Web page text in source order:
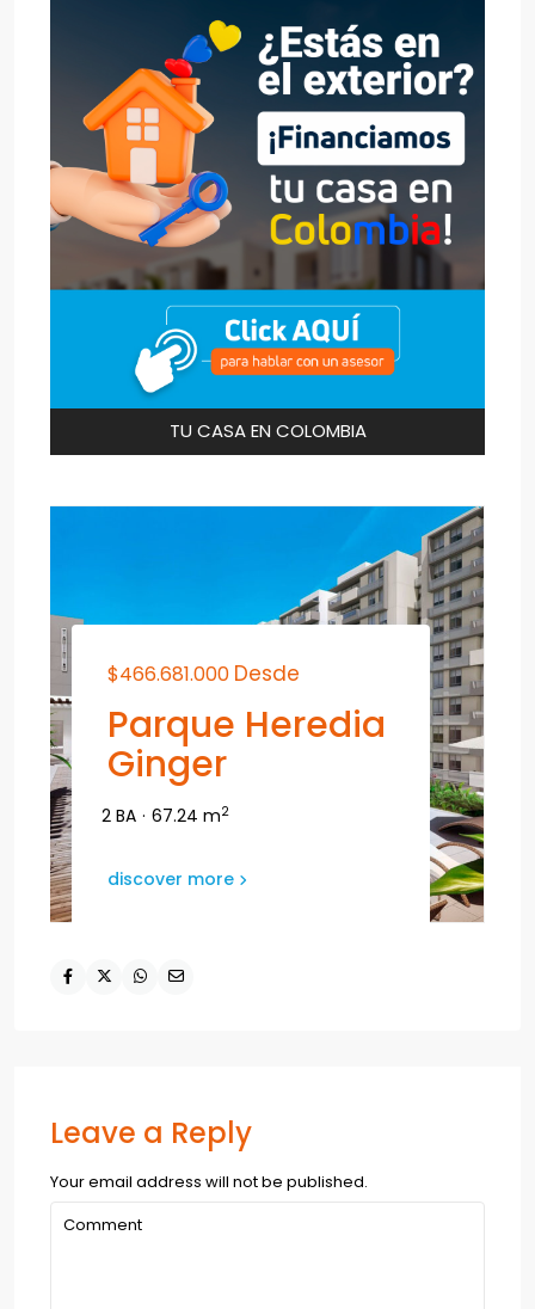
TU CASA EN COLOMBIA
$466.681.000 Desde
Parque Heredia
Ginger
2 BA · 67.24 m2
discover more
Leave a Reply
Your email address will not be published.